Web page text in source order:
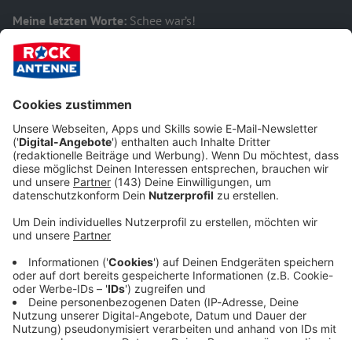
Meine letzten Worte: Schee war’s!
Diese ROCK ANTENNE Bayern Streams höre
ich gerne:
Audiotitel - Hard Rock Hard Rock
Die besten Hard Rock
Bands im Stream
Die besten Hard Rock
Bands im Stream
Under the
Audiotitel - Lagerfeuer Rock Lagerfeuer Rock